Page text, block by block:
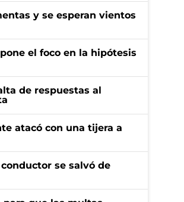
y se esperan vientos
el foco en la hipótesis
de respuestas al
atacó con una tijera a
se salvó de